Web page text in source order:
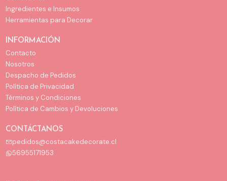
Ingredientes e Insumos
Herramientas para Decorar
INFORMACIÓN
Contacto
Nosotros
Despacho de Pedidos
Política de Privacidad
Términos y Condiciones
Política de Cambios y Devoluciones
CONTÁCTANOS
pedidos@costacakedecorate.cl
56955171953